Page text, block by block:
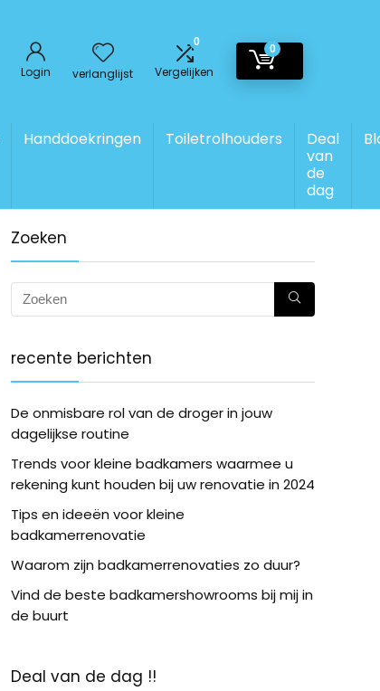
Login verlanglijst
0
Vergelijken
0
Handdoekringen Toiletrolhouders
Deal
van
de
dag
Zoeken
recente berichten
De onmisbare rol van de droger in jouw
dagelijkse routine
Trends voor kleine badkamers waarmee u
rekening kunt houden bij uw renovatie in 2024
Tips en ideeën voor kleine
badkamerrenovatie
Waarom zijn badkamerrenovaties zo duur?
Vind de beste badkamershowrooms bij mij in
de buurt
Deal van de dag !!